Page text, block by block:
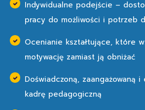
Indywidualne podejście –
pracy do możliwości i potrzeb
Ocenianie kształtujące, które
motywację zamiast ją obniżać
Doświadczoną, zaangażowaną i
kadrę pedagogiczną